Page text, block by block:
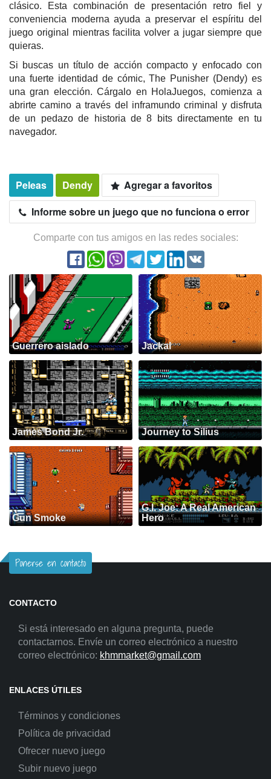
clásico. Esta combinación de presentación retro fiel y
conveniencia moderna ayuda a preservar el espíritu del
juego original mientras facilita volver a jugar siempre que
quieras.
Si buscas un título de acción compacto y enfocado con
una fuerte identidad de cómic, The Punisher (Dendy) es
una gran elección. Cárgalo en HolaJuegos, comienza a
abrirte camino a través del inframundo criminal y disfruta
de un pedazo de historia de 8 bits directamente en tu
navegador.
Peleas Dendy
Agregar a favoritos
Informe sobre un juego que no funciona o error
Comparte con tus amigos en las redes sociales:
Guerrero aislado Jackal
James Bond Jr. Journey to Silius
Gun Smoke
G.I. Joe: A Real American
Hero
Ponerse en contacto
CONTACTO
Si está interesado en alguna pregunta, puede
contactarnos. Envíe un correo electrónico a nuestro
correo electrónico: khmmarket@gmail.com
ENLACES ÚTILES
Términos y condiciones
Política de privacidad
Ofrecer nuevo juego
Subir nuevo juego